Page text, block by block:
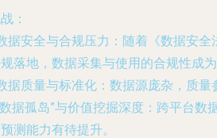
：
据安全与合规压力 ：随着《数据安
落地，数据采集与使用的合规性成为
据质量与标准化 ：数据源庞杂，质
据孤岛”与价值挖掘深度 ：跨平台数
测能力有待提升。